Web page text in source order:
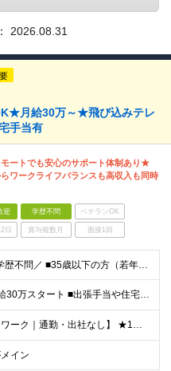
2026.08.31
月給30万～★飛び込みテレ
手当有
ートでも安心のサポート体制あり★
ワークライフバランスも高収入も同時
迎 学歴不問 ベテランOK
日 賞与複数月 面接1回
＼未経験OK・学歴不問／ ■35歳以下の方（若年層の長期キャリア形成のため） ■第二新卒OK ■普通自動車免許（AT）をお持ちの方 ▼▽こんな方はぜひご応募ください！▽▼ 「車の運転が好き！」 「地
■未経験でも月給30万スタート ■出張手当や住宅手当あり 【東京都・神奈川県】 月給35万円～60万円＋インセンティブ＋賞与＋諸手当 上記月給は、月42時間分の固定残業代（月8万3900円以上）を含
【フルリモートワーク｜通勤・出社なし】 ★1人1台社用車貸与 ★転勤なし ★直帰直行OK 【本社】 兵庫県神戸市中央区明石町44 神戸御幸ビル4F ★☆積極採用中☆★ ◆北海道・東北：札幌／福島／
イン